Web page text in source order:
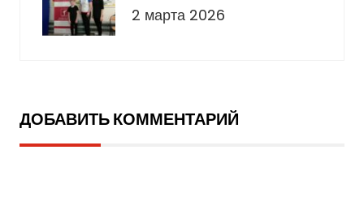
2 марта 2026
ДОБАВИТЬ КОММЕНТАРИЙ